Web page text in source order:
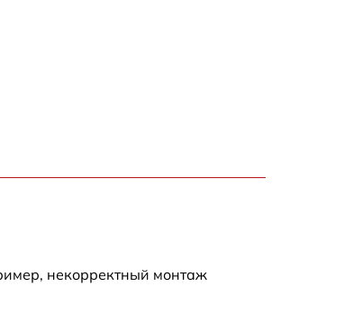
некорректный монтаж